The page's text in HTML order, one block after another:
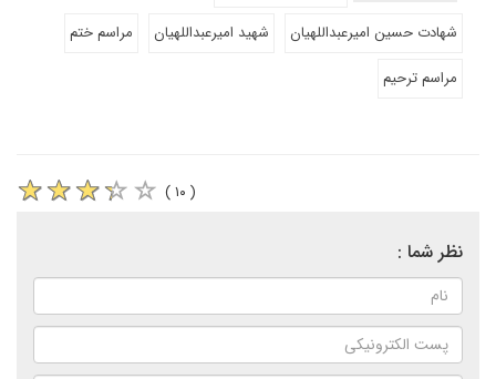
شهادت حسین امیرعبداللهیان
شهید امیرعبداللهیان
مراسم ختم
مراسم ترحیم
( ۱۰ )
نظر شما :